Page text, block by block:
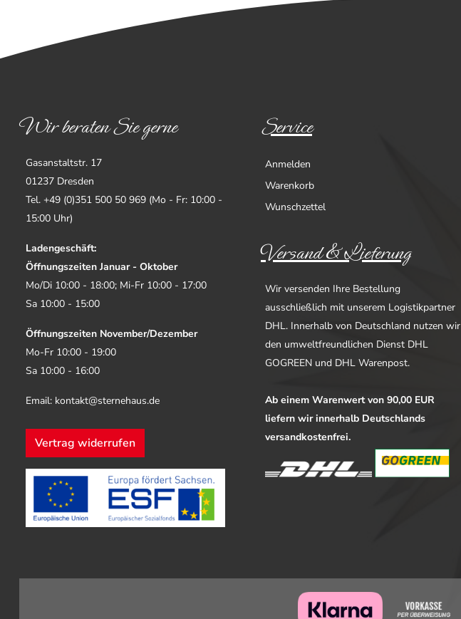
Wir beraten Sie gerne
Gasanstaltstr. 17
01237 Dresden
Tel. +49 (0)351 500 50 969 (Mo - Fr: 10:00 -
15:00 Uhr)
Ladengeschäft:
Öffnungszeiten Januar - Oktober
Mo/Di 10:00 - 18:00; Mi-Fr 10:00 - 17:00
Sa 10:00 - 15:00
Öffnungszeiten November/Dezember
Mo-Fr 10:00 - 19:00
Sa 10:00 - 16:00
Email: kontakt@sternehaus.de
Vertrag widerrufen
Service
Anmelden
Warenkorb
Wunschzettel
Versand & Lieferung
Wir versenden Ihre Bestellung
ausschließlich mit unserem Logistikpartner
DHL. Innerhalb von Deutschland nutzen wir
den umweltfreundlichen Dienst DHL
GOGREEN und DHL Warenpost.
Ab einem Warenwert von 90,00 EUR
liefern wir innerhalb Deutschlands
versandkostenfrei.